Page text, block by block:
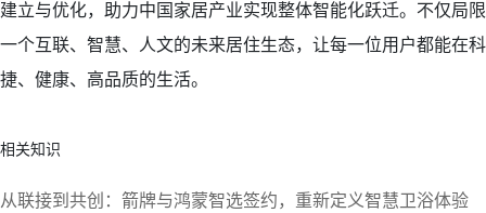
建立与优化，助力中国家居产业实现整体智能化跃迁。不仅局
一个互联、智慧、人文的未来居住生态，让每一位用户都能在
捷、健康、高品质的生活。
相关知识
从联接到共创：箭牌与鸿蒙智选签约，重新定义智慧卫浴体验